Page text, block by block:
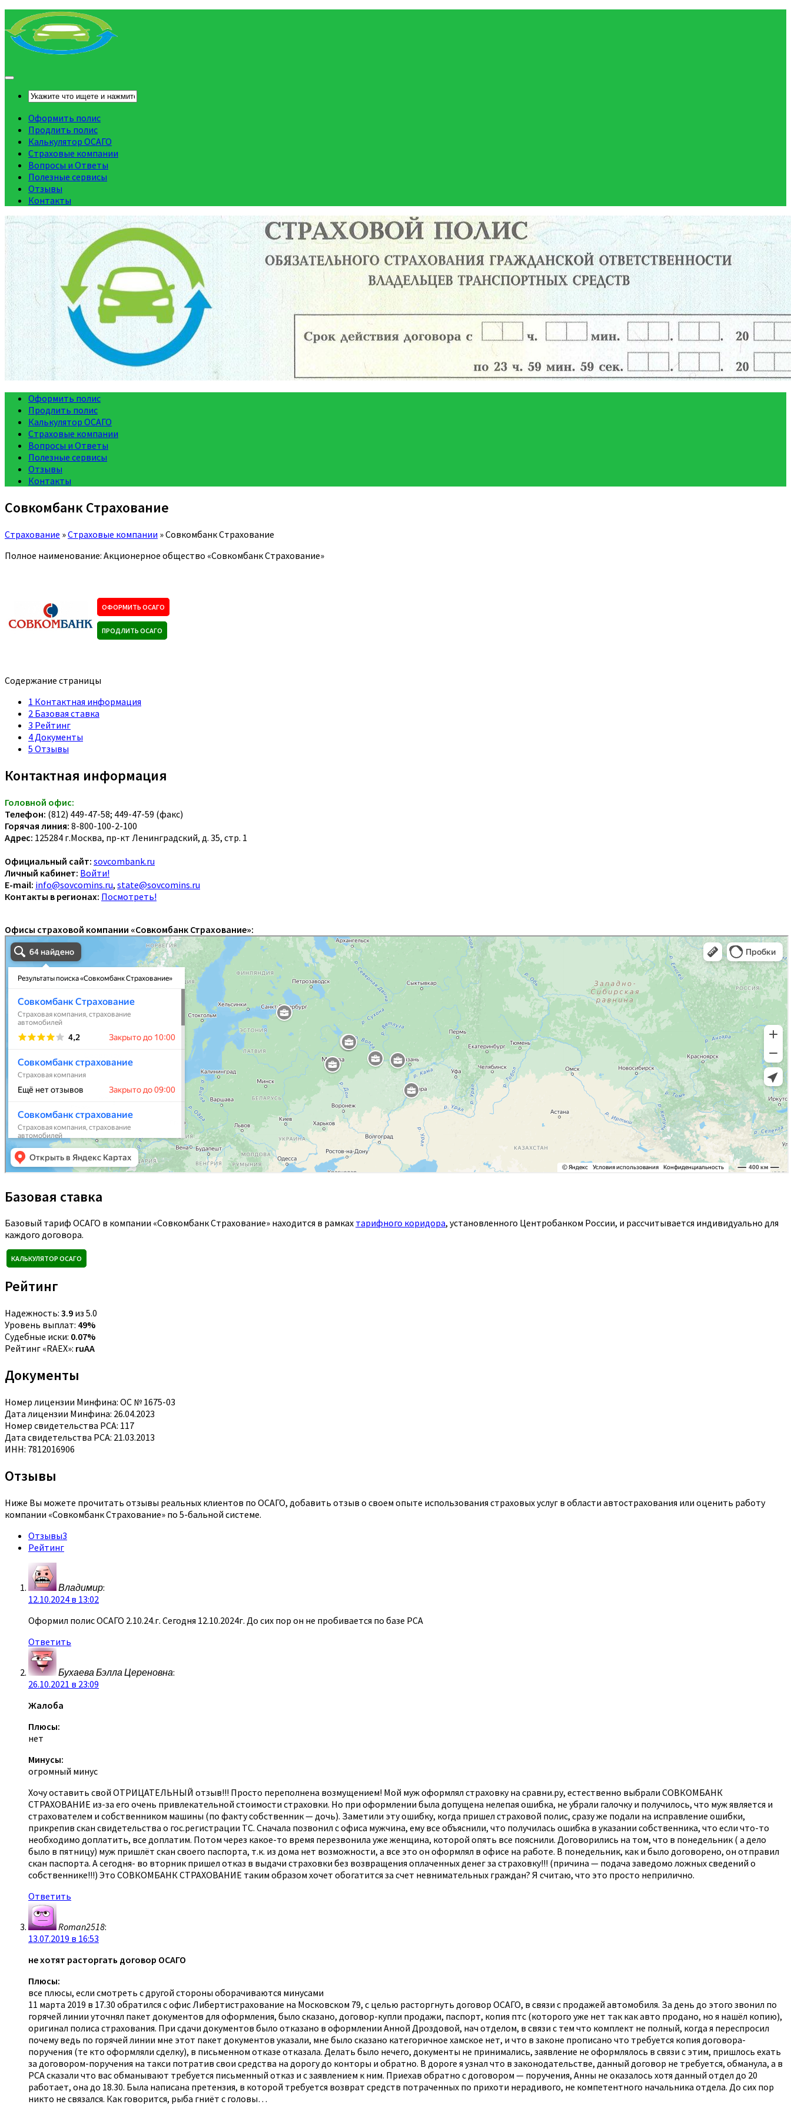
Оформить полис
Продлить полис
Калькулятор ОСАГО
Страховые компании
Вопросы и Ответы
Полезные сервисы
Отзывы
Контакты
Оформить полис
Продлить полис
Калькулятор ОСАГО
Страховые компании
Вопросы и Ответы
Полезные сервисы
Отзывы
Контакты
Совкомбанк Страхование
Страхование »Страховые компании »Совкомбанк Страхование
Полное наименование: Акционерное общество «Совкомбанк Страхование»
ОФОРМИТЬ ОСАГО
ПРОДЛИТЬ ОСАГО
Содержание страницы
1 Контактная информация
2 Базовая ставка
3 Рейтинг
4 Документы
5 Отзывы
Контактная информация
Головной офис:
Телефон: (812) 449-47-58; 449-47-59 (факс)
Горячая линия: 8-800-100-2-100
Адрес: 125284 г.Москва, пр-кт Ленинградский, д. 35, стр. 1
Официальный сайт: sovcombank.ru
Личный кабинет: Войти!
E-mail: info@sovcomins.ru, state@sovcomins.ru
Контакты в регионах: Посмотреть!
Офисы страховой компании «Совкомбанк Страхование»:
Базовая ставка
Базовый тариф ОСАГО в компании «Совкомбанк Страхование» находится в рамках тарифного коридора, установленного Центробанком России, и рассчитывается индивидуально для
каждого договора.
КАЛЬКУЛЯТОР ОСАГО
Рейтинг
Надежность: 3.9 из 5.0
Уровень выплат: 49%
Судебные иски: 0.07%
Рейтинг «RAEX»: ruAA
Документы
Номер лицензии Минфина: ОС № 1675-03
Дата лицензии Минфина: 26.04.2023
Номер свидетельства РСА: 117
Дата свидетельства РСА: 21.03.2013
ИНН: 7812016906
Отзывы
Ниже Вы можете прочитать отзывы реальных клиентов по ОСАГО, добавить отзыв о своем опыте использования страховых услуг в области автострахования или оценить работу
компании «Совкомбанк Страхование» по 5-бальной системе.
Отзывы3
Рейтинг
Владимир:
12.10.2024 в 13:02
Оформил полис ОСАГО 2.10.24.г. Сегодня 12.10.2024г. До сих пор он не пробивается по базе РСА
Ответить
Бухаева Бэлла Цереновна:
26.10.2021 в 23:09
Жалоба
Плюсы:
нет
Минусы:
огромный минус
Хочу оставить свой ОТРИЦАТЕЛЬНЫЙ отзыв!!! Просто переполнена возмущением! Мой муж оформлял страховку на сравни.ру, естественно выбрали СОВКОМБАНК
СТРАХОВАНИЕ из-за его очень привлекательной стоимости страховки. Но при оформлении была допущена нелепая ошибка, не убрали галочку и получилось, что муж является и
страхователем и собственником машины (по факту собственник — дочь). Заметили эту ошибку, когда пришел страховой полис, сразу же подали на исправление ошибки,
прикрепив скан свидетельства о гос.регистрации ТС. Сначала позвонил с офиса мужчина, ему все объяснили, что получилась ошибка в указании собственника, что если что-то
необходимо доплатить, все доплатим. Потом через какое-то время перезвонила уже женщина, которой опять все пояснили. Договорились на том, что в понедельник ( а дело
было в пятницу) муж пришлёт скан своего паспорта, т.к. из дома нет возможности, а все это он оформлял в офисе на работе. В понедельник, как и было договорено, он отправил
скан паспорта. А сегодня- во вторник пришел отказ в выдачи страховки без возвращения оплаченных денег за страховку!!! (причина — подача заведомо ложных сведений о
собственнике!!!) Это СОВКОМБАНК СТРАХОВАНИЕ таким образом хочет обогатится за счет невнимательных граждан? Я считаю, что это просто неприлично.
Ответить
Roman2518:
13.07.2019 в 16:53
не хотят расторгать договор ОСАГО
Плюсы:
все плюсы, если смотреть с другой стороны оборачиваются минусами
11 марта 2019 в 17.30 обратился с офис Либертистрахование на Московском 79, с целью расторгнуть договор ОСАГО, в связи с продажей автомобиля. За день до этого звонил по
горячей линии уточнял пакет документов для оформления, было сказано, договор-купли продажи, паспорт, копия птс (которого уже нет так как авто продано, но я нашёл копию),
оригинал полиса страхования. При сдачи документов было отказано в оформлении Анной Дроздовой, нач отделом, в связи с тем что комплект не полный, когда я переспросил
почему ведь по горячей линии мне этот пакет документов указали, мне было сказано категоричное хамское нет, и что в законе прописано что требуется копия договора-
поручения (те кто оформляли сделку), в письменном отказе отказала. Делать было нечего, документы не принимались, заявление не оформлялось в связи с этим, пришлось ехать
за договором-поручения на такси потратив свои средства на дорогу до конторы и обратно. В дороге я узнал что в законодательстве, данный договор не требуется, обманула, а в
РСА сказали что вас обманывают требуется письменный отказ и с заявлением к ним. Приехав обратно с договором — поручения, Анны не оказалось хотя данный отдел до 20
работает, она до 18.30. Была написана претензия, в которой требуется возврат средств потраченных по прихоти нерадивого, не компетентного начальника отдела. До сих пор
никто не связался. Как говорится, рыба гниёт с головы…